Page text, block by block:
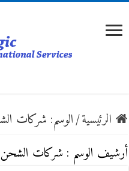
الرئيسية/الوسم: شركات
أرشيف الوسم : شركات الشحن